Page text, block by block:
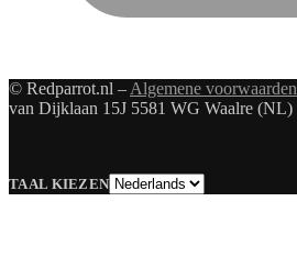
© Redparrot.nl – Algemene voorwaarden
van Dijklaan 15J 5581 WG Waalre (NL)
TAAL KIEZENTaal